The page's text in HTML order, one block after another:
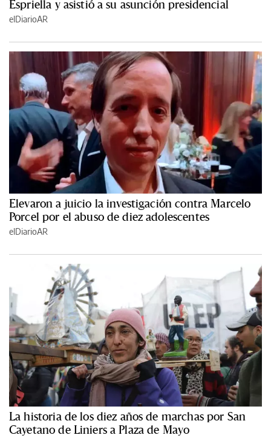
Espriella y asistió a su asunción presidencial
elDiarioAR
Elevaron a juicio la investigación contra Marcelo
Porcel por el abuso de diez adolescentes
elDiarioAR
La historia de los diez años de marchas por San
Cayetano de Liniers a Plaza de Mayo